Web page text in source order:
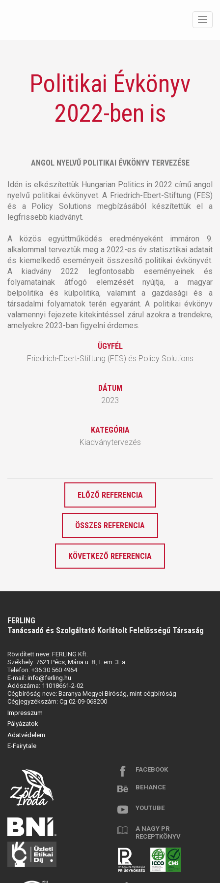
Politikai Évkönyv
2022-ben is
ANGOL NYELVŰ POLITIKAI ÉVKÖNYV TERVEZÉSE
Idén is elkészítettük Hungarian Politics in 2022 című angol
nyelvű politikai évkönyvet. A Friedrich-Ebert-Stiftung (FES)
és a Policy Solutions megbízásából készítettük el a
legfrissebb kiadványt.
A közös együttműködés eredményeként immáron 9.
alkalommal terveztük meg a 2022-es év statisztikai adatait
és kiemelkedő eseményeit összesítő politikai évkönyvét.
A kiadvány 2022 legfontosabb eseményeinek és
folyamatainak átfogó elemzését nyújtja, a magyar
belpolitika és külpolitika, valamint a gazdasági és a
társadalmi folyamatok terén egyaránt. A politikai évkönyv
valamennyi fejezete kitekintéssel zárul azokra a trendekre,
amelyekre 2023-ban figyelni érdemes.
ÜGYFÉL
Friedrich-Ebert-Stiftung (FES) és Policy Solutions
DÁTUM
2023
KATEGÓRIA
Kiadványtervezés
ELŐZŐ REFERENCIA
ÖSSZES REFERENCIA
KÖVETKEZŐ REFERENCIA
FERLING
Tanácsadó és Szolgáltató Korlátolt Felelősségű Társaság
Rövidített neve: FERLING Kft.
Székhely: 7621 Pécs, Mária u. 8., I. em. 3. a.
Telefon: +36 30 560 4964
E-mail: info@ferling.hu
Adószáma: 11018661-2-02
Cégbíróság neve: Baranya Megyei Bíróság, mint cégbíróság
Cégjegyzékszám: Cg 02-09-063200
Impresszum
Pályázatok
Adatvédelem
E-Fairytale
FACEBOOK
BEHANCE
YOUTUBE
A NAGY PR
RECEPTKÖNYV